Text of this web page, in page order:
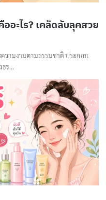
อะไร? เคล็ดลับลุคสวย
วามงามตามธรรมชาติ ประกอบ
ร…